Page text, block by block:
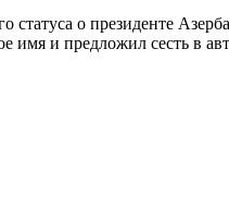
о президенте
имя и предложил сесть в